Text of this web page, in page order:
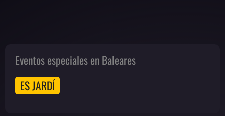
Eventos especiales en Baleares
ES JARDÍ